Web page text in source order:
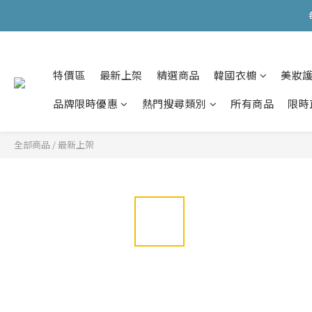
會員購物滿
特價區 最新上架 精選商品 韓國衣櫥
美妝
品牌限時優惠
熱門搜尋類別 所有商品 限
全部商品 /最新上架